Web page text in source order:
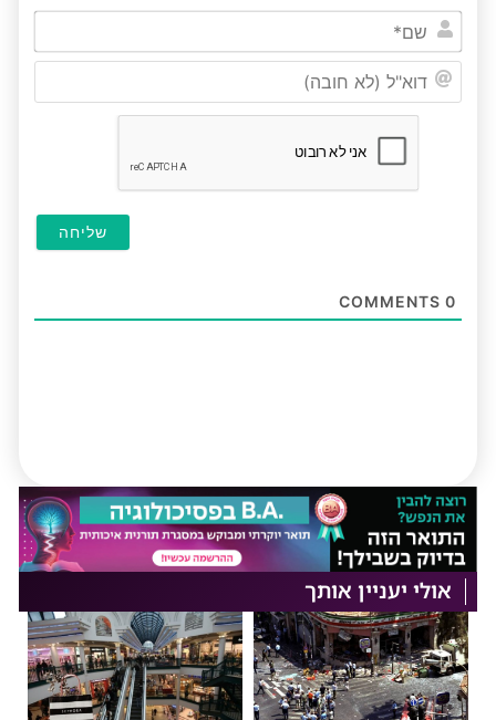
0
אולי יעניין אותך